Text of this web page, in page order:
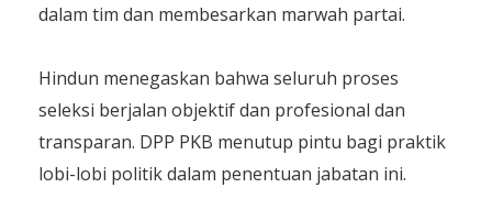
dalam tim dan membesarkan marwah partai.
​Hindun menegaskan bahwa seluruh proses
seleksi berjalan objektif dan profesional dan
transparan. DPP PKB menutup pintu bagi praktik
lobi-lobi politik dalam penentuan jabatan ini.